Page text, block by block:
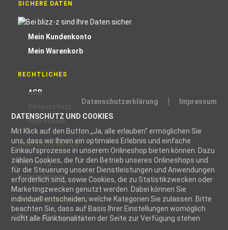
Datenschutzerklärung
Impressum
DATENSCHUTZ UND COOKIES
Mit Klick auf den Button „Ja, alle erlauben“ ermöglichen Sie
uns, dass wir Ihnen ein optimales Erlebnis und einfache
Einkaufsprozesse in unserem Onlineshop bieten können. Dazu
zählen Cookies, die für den Betrieb unseres Onlineshops und
für die Steuerung unserer Dienstleistungen und Anwendungen
erforderlich sind, sowie Cookies, die zu Statistikzwecken oder
Marketingzwecken genutzt werden. Dabei können Sie
individuell entscheiden, welche Kategorien Sie zulassen. Bitte
beachten Sie, dass auf Basis Ihrer Einstellungen womöglich
nicht alle Funktionalitäten der Seite zur Verfügung stehen.
SICHERE DATEN
Mein Kundenkonto
Mein Warenkorb
RECHTLICHES
AGB
Impressum
ZAHLUNGSARTEN
Rechnung
Vorauskasse
WIR VERSENDEN MIT